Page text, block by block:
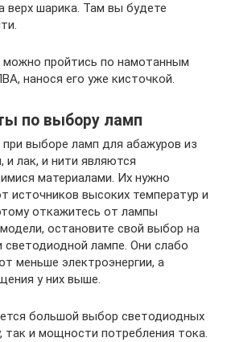
верх шарика. Там вы будете
пройтись по намотанным
нанося его уже кисточкой.
по выбору ламп
выборе ламп для абажуров из
и лак, и нити являются
материалами. Их нужно
источников высоких температур и
откажитесь от лампы
остановите свой выбор на
лампе. Они слабо
меньше электроэнергии, а
у них выше.
большой выбор светодиодных
так и мощности потребления тока.